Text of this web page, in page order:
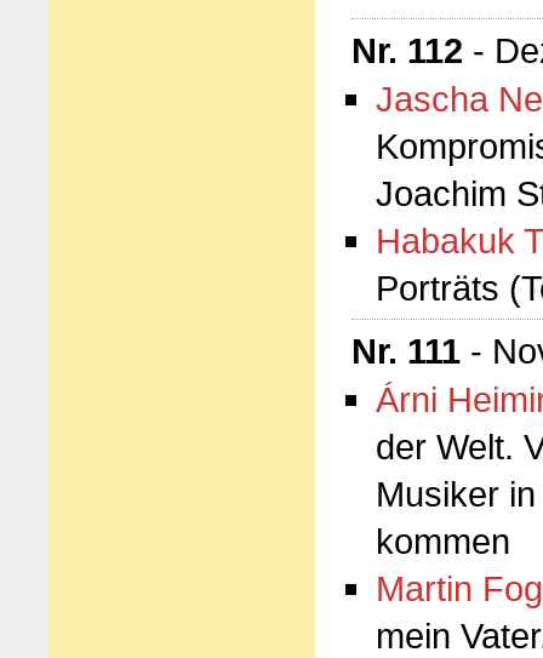
Nr. 112 -
Jascha
Joachim
Habakuk
Porträts
Nr. 111 -
Árni
der Welt.
Musiker
kommen
Martin
mein